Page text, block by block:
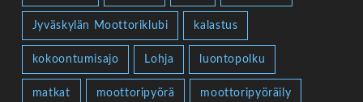
Jyväskylän Moottoriklubi kalastus
kokoontumisajo Lohja luontopolku
matkat moottoripyörä moottoripyöräily